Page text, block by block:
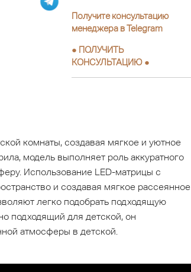
Получите консультацию
менеджера в Telegram
● ПОЛУЧИТЬ
КОНСУЛЬТАЦИЮ ●
комнаты, создавая мягкое и уютное
модель выполняет роль аккуратного
Использование LED-матрицы с
и создавая мягкое рассеянное
легко подобрать подходящую
подходящий для детской, он
атмосферы в детской.